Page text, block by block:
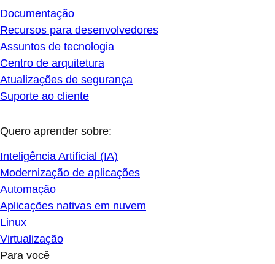
Documentação
Recursos para desenvolvedores
Assuntos de tecnologia
Centro de arquitetura
Atualizações de segurança
Suporte ao cliente
Quero aprender sobre:
Inteligência Artificial (IA)
Modernização de aplicações
Automação
Aplicações nativas em nuvem
Linux
Virtualização
Para você